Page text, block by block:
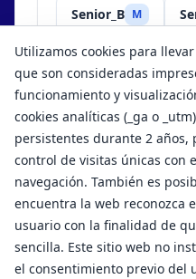
Senior_B M
Show results
Utilizamos cookies para
que son consideradas
funcionamiento y
cookies analíticas (_ga o
persistentes durante 2
control de visitas únicas con
navegación. También es
encuentra la web reconozca
usuario con la finalidad de
sencilla. Este sitio web no
el consentimiento previo del